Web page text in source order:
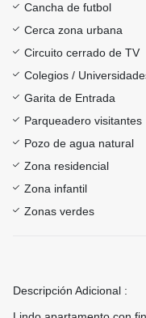
Cancha de futbol
Cerca zona urbana
Circuito cerrado de TV
Colegios /
Garita de Entrada
Parqueadero visitantes
Pozo de agua natural
Zona residencial
Zona infantil
Zonas verdes
Descripción Adicional :